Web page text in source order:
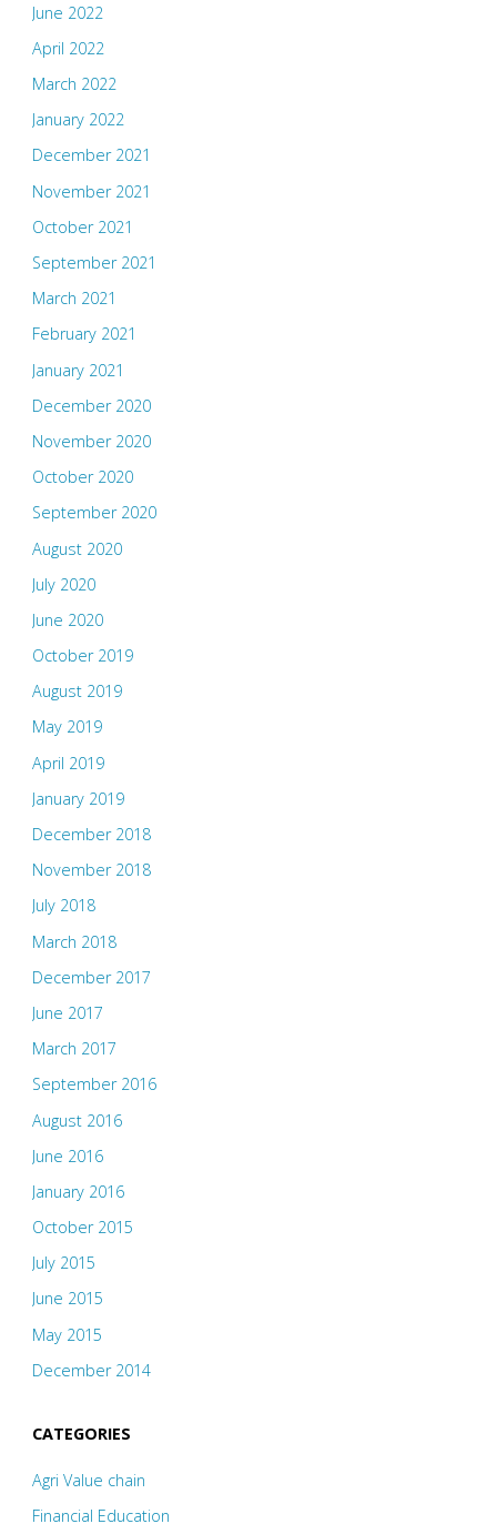
June 2022
April 2022
March 2022
January 2022
December 2021
November 2021
October 2021
September 2021
March 2021
February 2021
January 2021
December 2020
November 2020
October 2020
September 2020
August 2020
July 2020
June 2020
October 2019
August 2019
May 2019
April 2019
January 2019
December 2018
November 2018
July 2018
March 2018
December 2017
June 2017
March 2017
September 2016
August 2016
June 2016
January 2016
October 2015
July 2015
June 2015
May 2015
December 2014
CATEGORIES
Agri Value chain
Financial Education